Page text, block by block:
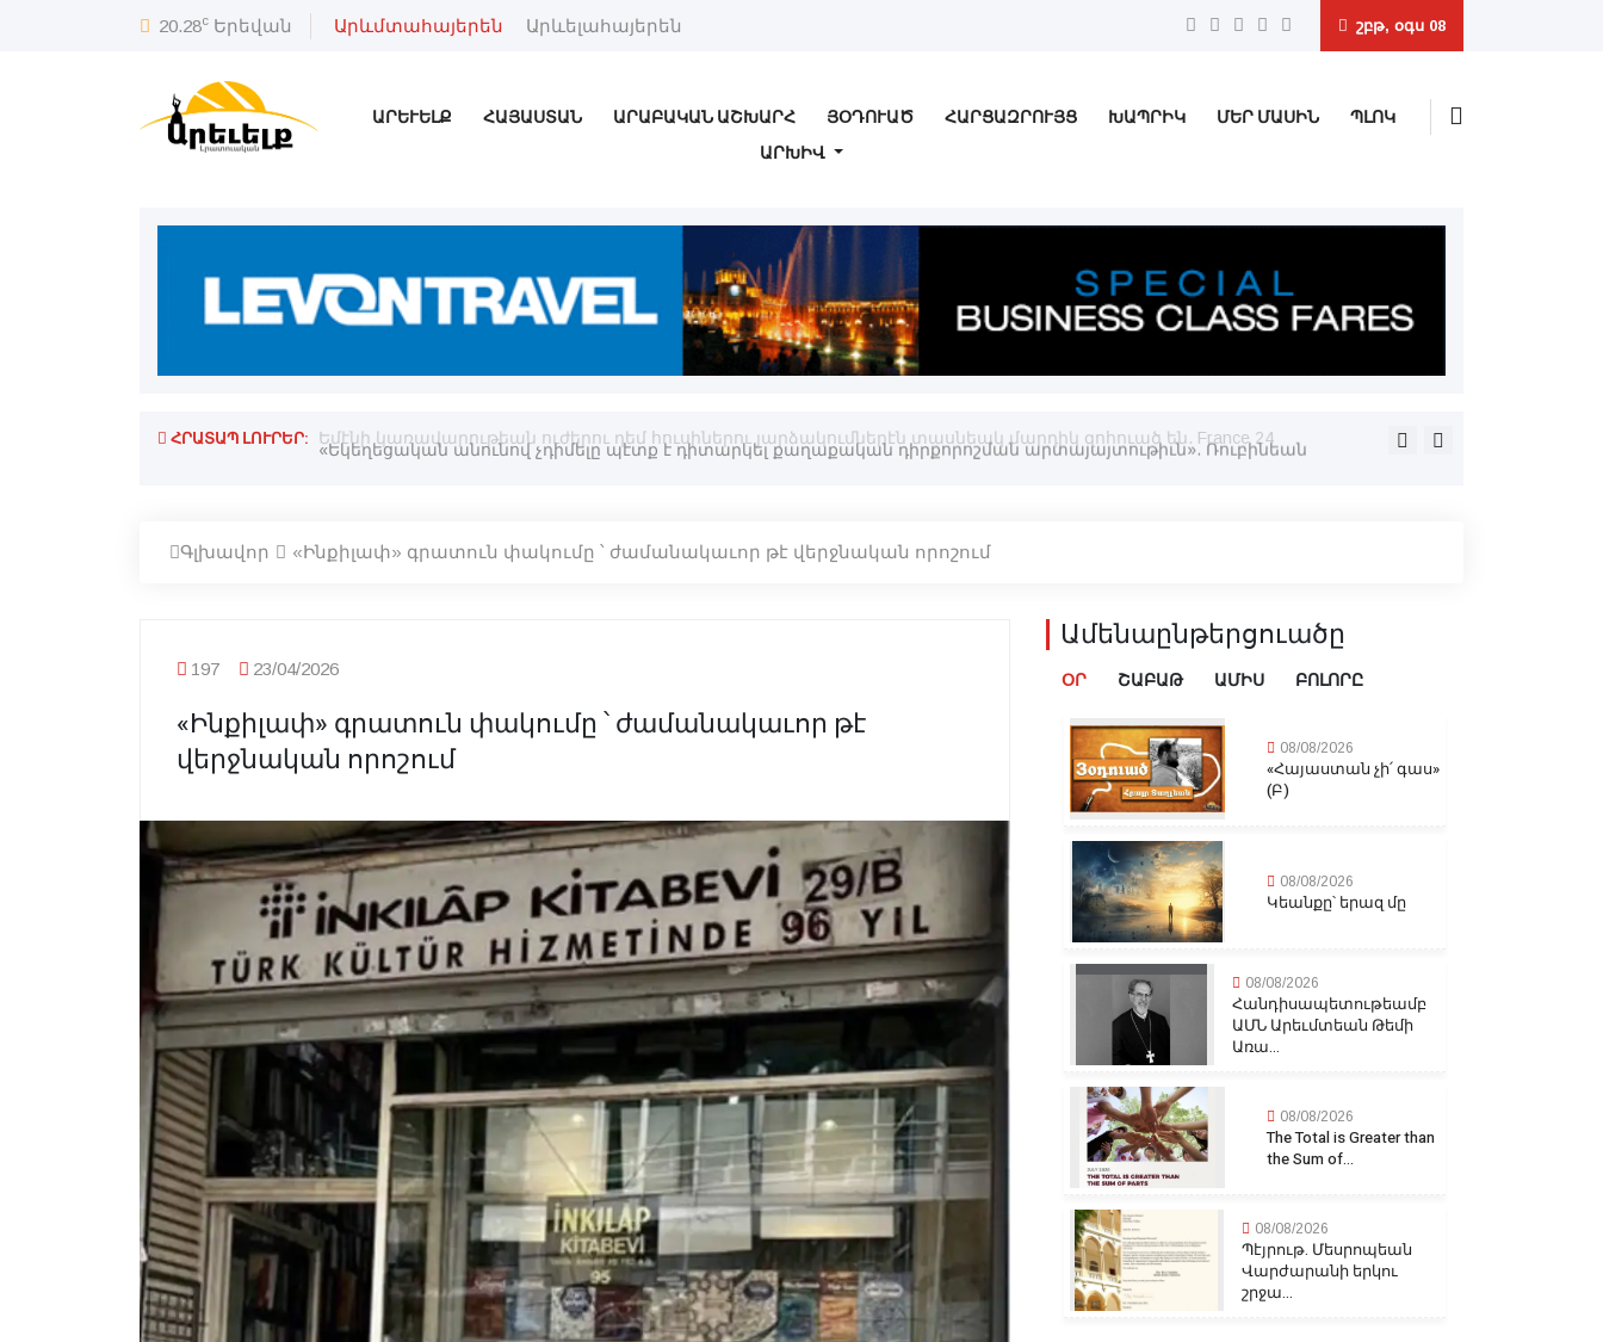
20.28c Երեվան Արևմտահայերեն Արևելահայերեն շբթ, օգս 08
ԱՐԵՒԵԼՔ ՀԱՅԱՍՏԱՆ ԱՐԱԲԱԿԱՆ ԱՇԽԱՐՀ ՅՕԴՈՒԱԾ ՀԱՐՑԱԶՐՈՒՅՑ ԽԱՊՐԻԿ ՄԵՐ ՄԱՍԻՆ
ՊԼՈԿ
ԱՐԽԻՎ
ՀՐԱՏԱՊ ԼՈՒՐԵՐ:
Ռուբինեան Եմէնի կառավարութեան ուժերու դեմ հուսիներու յարձակումներէն տասնեակ մարդիկ զոհուած են. France 24
Հանդիսապետութեամբ ԱՄՆ
Գլխավոր «Ինքիլափ» գրատուն փակումը ՝ ժամանակաւոր թէ վերջնական որոշում
197 23/04/2026
«Ինքիլափ» գրատուն փակումը ՝ ժամանակաւոր թէ
վերջնական որոշում
Ամենաընթերցուածը
ՕՐ ՇԱԲԱԹ ԱՄԻՍ ԲՈԼՈՐԸ
08/08/2026
«Հայաստան չի՛ գաս»
(Բ)
08/08/2026
Կեանքը՝ երազ մը
08/08/2026
Հանդիսապետութեամբ
ԱՄՆ Արեւմտեան Թեմի
Առա...
08/08/2026
The Total is Greater than
the Sum of...
08/08/2026
Պէյրութ. Մեսրոպեան
Վարժարանի երկու
շրջա...